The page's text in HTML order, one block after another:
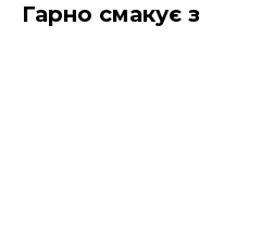
Гарно смакує з